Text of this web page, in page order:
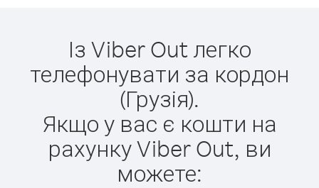
Із Viber Out легко
телефонувати за кордон
(Грузія).
Якщо у вас є кошти на
рахунку Viber Out, ви
можете: